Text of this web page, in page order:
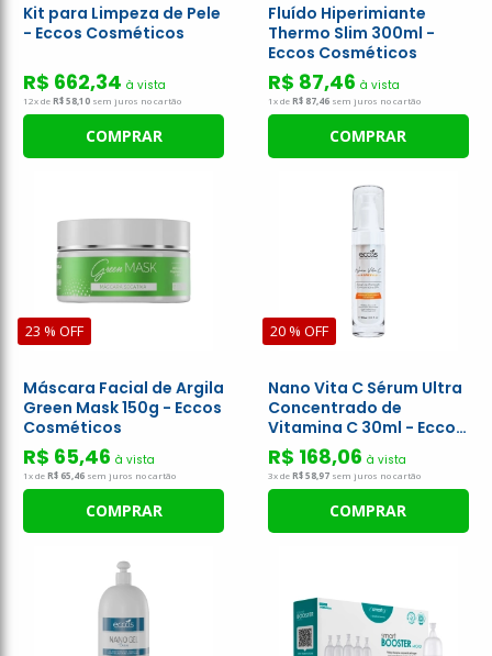
Kit para Limpeza de Pele
- Eccos Cosméticos
R$ 662,34 à vista
12x deR$ 58,10 sem juros no cartão
COMPRAR
Fluído Hiperimiante
Thermo Slim 300ml -
Eccos Cosméticos
R$ 87,46 à vista
1x deR$ 87,46sem juros no cartão
COMPRAR
23 % OFF
Máscara Facial de Argila
Green Mask 150g - Eccos
Cosméticos
R$ 65,46 à vista
1x deR$ 65,46 sem juros no cartão
COMPRAR
20 % OFF
Nano Vita C Sérum Ultra
Concentrado de
Vitamina C 30ml - Eccos
Cosméticos
R$ 168,06 à vista
3x deR$ 58,97sem juros no cartão
COMPRAR